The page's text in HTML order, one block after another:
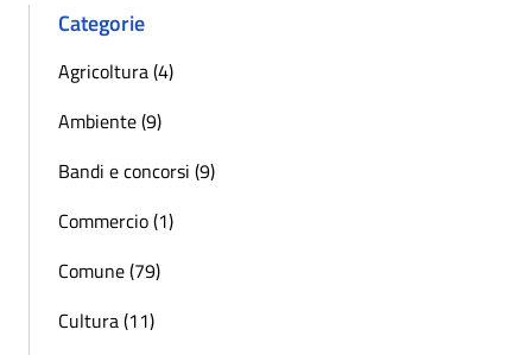
Categorie
Agricoltura (4)
Ambiente (9)
Bandi e concorsi (9)
Commercio (1)
Comune (79)
Cultura (11)